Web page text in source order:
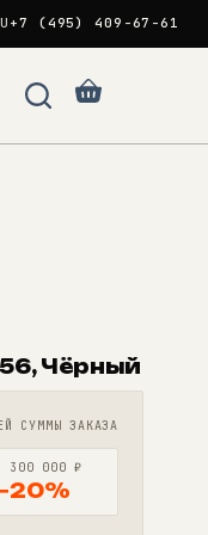
+7 (495) 409-67-61
Корзина
Чёрный
СУММЫ ЗАКАЗА
300 000 ₽